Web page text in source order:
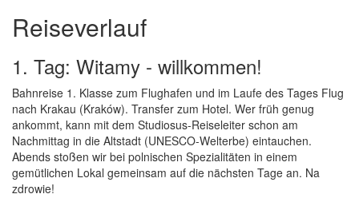
Reiseverlauf
1. Tag: Witamy - willkommen!
Bahnreise 1. Klasse zum Flughafen und im Laufe des Tages Flug
nach Krakau (Kraków). Transfer zum Hotel. Wer früh genug
ankommt, kann mit dem Studiosus-Reiseleiter schon am
Nachmittag in die Altstadt (UNESCO-Welterbe) eintauchen.
Abends stoßen wir bei polnischen Spezialitäten in einem
gemütlichen Lokal gemeinsam auf die nächsten Tage an. Na
zdrowie!